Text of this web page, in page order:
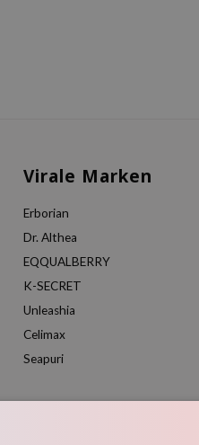
Virale Marken
Erborian
Dr. Althea
EQQUALBERRY
K-SECRET
Unleashia
Celimax
Seapuri